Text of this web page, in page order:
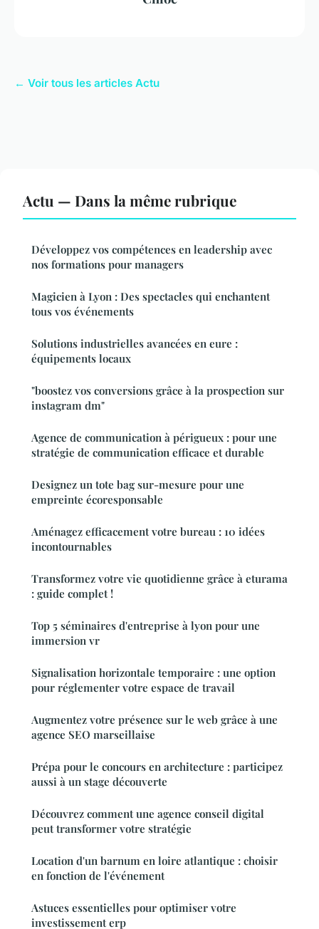
← Voir tous les articles Actu
Actu — Dans la même rubrique
Développez vos compétences en leadership avec
nos formations pour managers
Magicien à Lyon : Des spectacles qui enchantent
tous vos événements
Solutions industrielles avancées en eure :
équipements locaux
"boostez vos conversions grâce à la prospection sur
instagram dm"
Agence de communication à périgueux : pour une
stratégie de communication efficace et durable
Designez un tote bag sur-mesure pour une
empreinte écoresponsable
Aménagez efficacement votre bureau : 10 idées
incontournables
Transformez votre vie quotidienne grâce à eturama
: guide complet !
Top 5 séminaires d'entreprise à lyon pour une
immersion vr
Signalisation horizontale temporaire : une option
pour réglementer votre espace de travail
Augmentez votre présence sur le web grâce à une
agence SEO marseillaise
Prépa pour le concours en architecture : participez
aussi à un stage découverte
Découvrez comment une agence conseil digital
peut transformer votre stratégie
Location d'un barnum en loire atlantique : choisir
en fonction de l'événement
Astuces essentielles pour optimiser votre
investissement erp